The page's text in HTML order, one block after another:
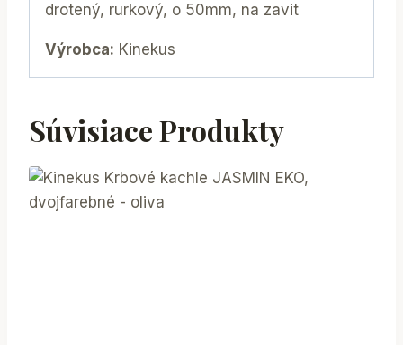
drotený, rurkový, o 50mm, na zavit
Výrobca: Kinekus
Súvisiace Produkty